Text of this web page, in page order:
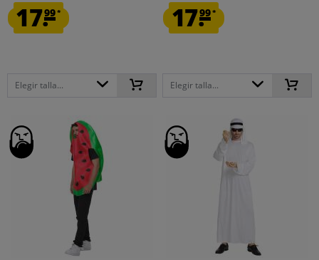
17.99*
Elegir talla...
17.99*
Elegir talla...